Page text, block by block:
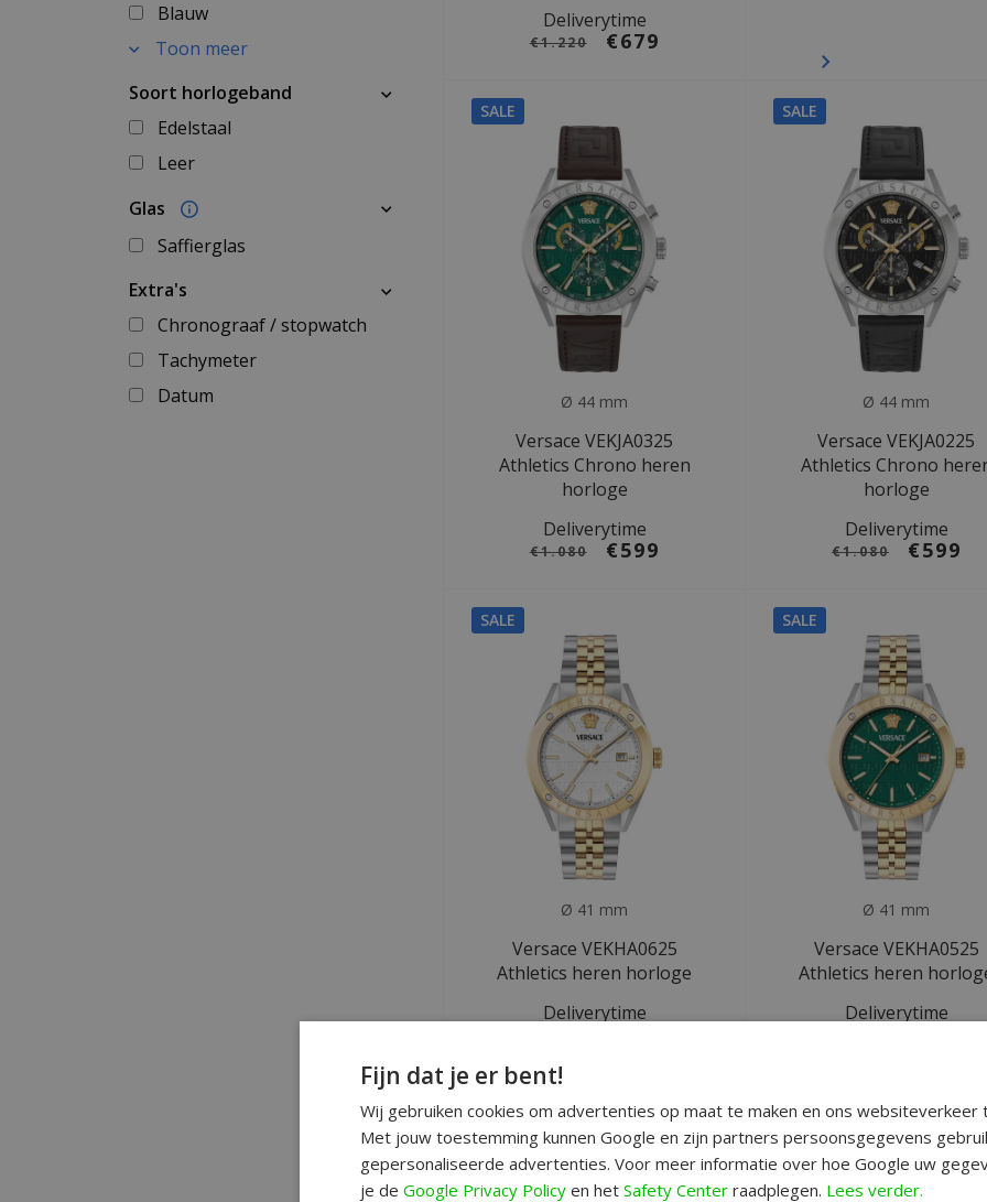
Blauw
Toon meer
Soort horlogeband
Edelstaal
Leer
Glas
Saffierglas
Extra's
Chronograaf / stopwatch
Tachymeter
Datum
Deliverytime
€1.220 €679
SALE
Ø 44 mm
Versace VEKJA0325
Athletics Chrono heren
horloge
Deliverytime
€1.080 €599
SALE
Ø 44 mm
Versace VEKJA0225
Athletics Chrono
horloge
Deliverytime
€1.080 €599
SALE
Ø 41 mm
Versace VEKHA0625
Athletics heren horloge
Deliverytime
SALE
Ø 41 mm
Versace VEKHA0525
Athletics heren
Deliverytime
SALE SALE
Fijn dat je er bent!
Wij gebruiken cookies om advertenties op maat te maken en ons websiteverkeer
Met jouw toestemming kunnen Google en zijn partners persoonsgegevens
gepersonaliseerde advertenties. Voor meer informatie over hoe Google uw
je de Google Privacy Policy en het Safety Center raadplegen. Lees verder.